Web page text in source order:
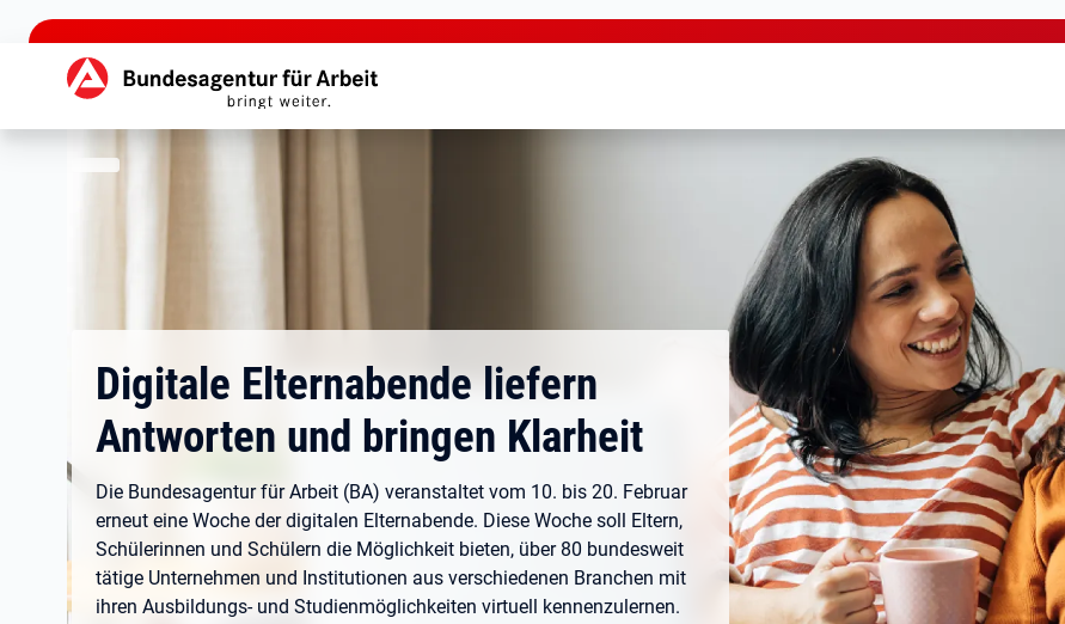
zu den Hauptinhalten springen
Hauptnavigation
Digitale Elternabende liefern
Antworten und bringen Klarheit
Die Bundesagentur für Arbeit (BA) veranstaltet vom 10. bis 20. Februar
erneut eine Woche der digitalen Elternabende. Diese Woche soll Eltern,
Schülerinnen und Schülern die Möglichkeit bieten, über 80 bundesweit
tätige Unternehmen und Institutionen aus verschiedenen Branchen mit
ihren Ausbildungs- und Studienmöglichkeiten virtuell kennenzulernen.